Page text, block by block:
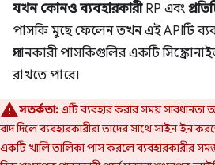
যখন কোনও ব্যবহারকারীRP এবং
পাসকি মুছে ফেলেন তখন এই APIটি
প্রদানকারী পাসকিগুলির একটি
রাখতে পারে।
সতর্কতা:এটি ব্যবহার করার সময় সাবধানতা
বাদ দিলে ব্যবহারকারীরা তাদের সাথে সাইন ইন
একটি খালি তালিকা পাস করলে ব্যবহারকারীর